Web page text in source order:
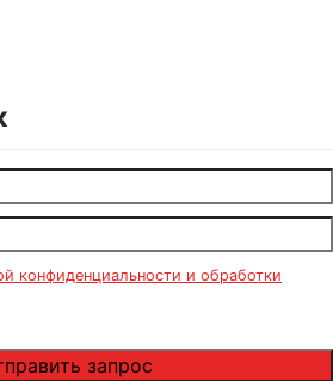
конфиденциальности и обработки